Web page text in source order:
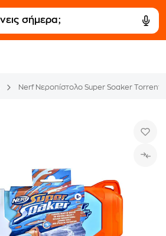
Nerf Νεροπίστολο Super Soaker Torrent